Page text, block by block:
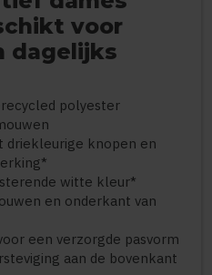
voor
dagelijks
polyester
driekleurige knopen en
witte kleur*
en onderkant van
een verzorgde pasvorm
aan de bovenkant